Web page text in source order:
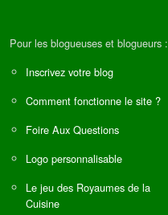
Pour les blogueuses et blogueurs :
Inscrivez votre blog
Comment fonctionne le site ?
Foire Aux Questions
Logo personnalisable
Le jeu des Royaumes de la
Cuisine